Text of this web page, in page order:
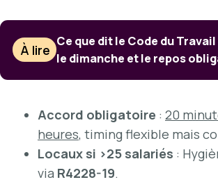
À lire
Ce que dit le Code du
le dimanche et le repos
Accord obligatoire : 20
heures, timing flexible mais
Locaux si >25 salariés :
via R4228-19.